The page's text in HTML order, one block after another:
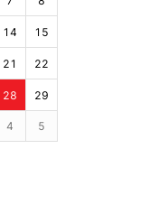
14 15
21 22
28 29
4 5